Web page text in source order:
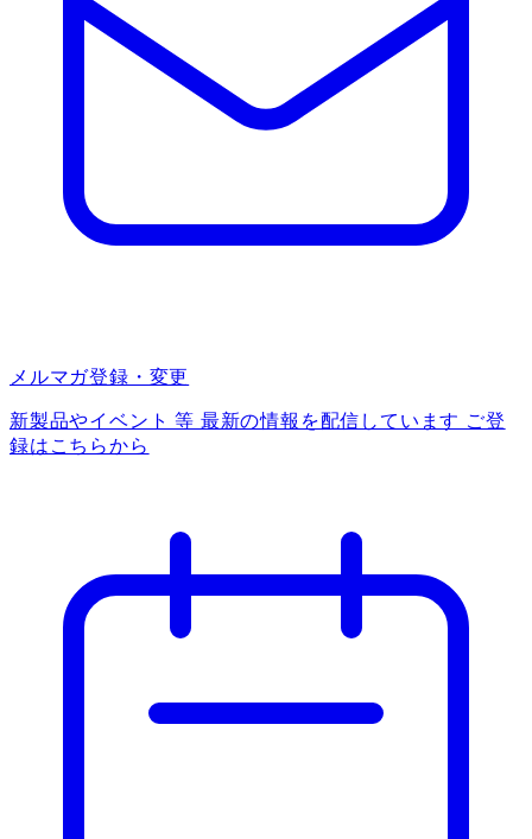
メルマガ登録・変更
新製品やイベント 等 最新の情報を配信しています ご登
録はこちらから